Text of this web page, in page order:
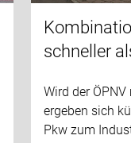
schneller
Wird der
ergeben sich
Pkw zum